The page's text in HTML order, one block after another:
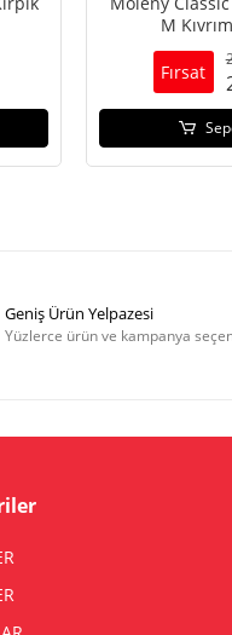
M
Fırsat
Geniş Ürün Yelpazesi
Yüzlerce ürün ve kampanya